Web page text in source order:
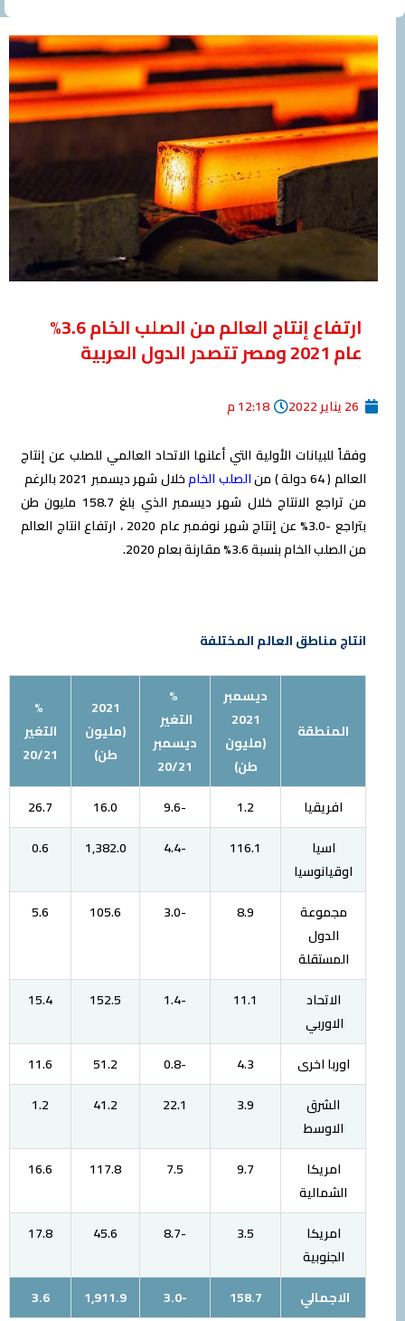
ارتفاع إنتاج العالم من الصلب الخام 3.6%
عام 2021 ومصر تتصدر الدول العربية
26 يناير 2022 12:18 م
وفقاً للبيانات الأولية التي أعلنها الاتحاد العالمي للصلب عن إنتاج
العالم ( 64 دولة ) من
الصلب الخام
خلال شهر ديسمبر 2021 بالرغم
من تراجع الانتاج خلال شهر ديسمبر الذي بلغ 158.7 مليون طن
بتراجع -3.0% عن إنتاج شهر نوفمبر عام 2020 ، ارتفاع انتاج العالم
من الصلب الخام بنسبة 3.6% مقارنة بعام 2020.
انتاج مناطق العالم المختلفة
المنطقة
ديسمبر
2021
(مليون
طن)
التغير
ديسمبر
20/21
2021
(مليون
طن)
التغير
20/21
افريقيا 1.2
16.0
26.7
اسيا
اوقيانوسيا
116.1
1,382.0
0.6
مجموعة
الدول
المستقلة
8.9
105.6
5.6
الاتحاد
الاوربي
11.1
152.5
15.4
اوربا اخرى 4.3
51.2
11.6
الشرق
الاوسط
3.9
22.1
41.2
1.2
امريكا
الشمالية
9.7
7.5
117.8
16.6
امريكا
الجنوبية
3.5
45.6
17.8
الاجمالي 158.7
1,911.9
3.6